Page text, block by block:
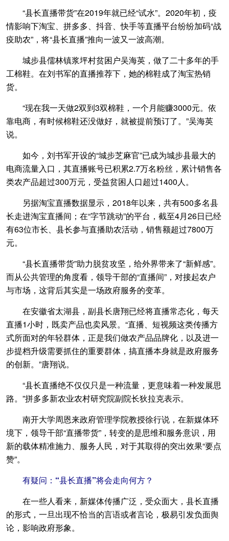
“县长直播带货”在2019年就已经“试水”。2020年初，疫
情影响下淘宝、拼多多、抖音、快手等直播平台纷纷加码“战
疫助农”，将“县长直播”推向一波又一波高潮。
城步县儒林镇浆坪村贫困户吴海英，做了二十多年的手
工棉鞋。在刘书军的直播推荐下，她的棉鞋成了淘宝热销
货。
“现在我一天做2双到3双棉鞋，一个月能赚3000元。依
靠电商，有时候棉鞋还没做好，就被提前预订了。”吴海英
说。
如今，刘书军开设的“城步芝麻官”已成为城步县最大的
电商流量入口，其直播账号已积累2.7万名粉丝，累计销售各
类农产品超过300万元，受益贫困人口超过1400人。
另据淘宝直播数据显示，2018年以来，共有500多名县
长走进淘宝直播间；在“字节跳动”的平台，截至4月26日已经
有63位市长、县长参与直播助农活动，销售额超过7800万
元。
“县长直播带货”助力脱贫攻坚，给外界带来了“新鲜感”。
而从公共管理的角度看，领导干部的“直播间”，对接起农户
与市场，这背后其实是一场政府服务的变革。
在安徽省太湖县，副县长唐翔已经将直播常态化，每天
直播1小时，既卖产品也卖风景。“直播、短视频这类传播方
式所面对的年轻群体，正是我们做农产品品牌化，以及进一
步提档升级需要抓住的重要群体，搞直播本身就是政府服务
的创新。”唐翔说。
“县长直播绝不仅仅只是一种流量，更意味着一种发展思
路。”拼多多新农业农村研究院副院长狄拉克表示。
南开大学周恩来政府管理学院教授徐行说，在新媒体环
境下，领导干部“直播带货”，转变的是思维和服务意识，用
新的载体精准施力、服务人民，对于其取得的突出效果“要点
赞”。
有疑问：“县长直播”将会走向何方？
在一些人看来，新媒体传播广泛，受众面大，县长直播
的形式，一旦出现不恰当的言语或者言论，极易引发负面舆
论，影响政府形象。